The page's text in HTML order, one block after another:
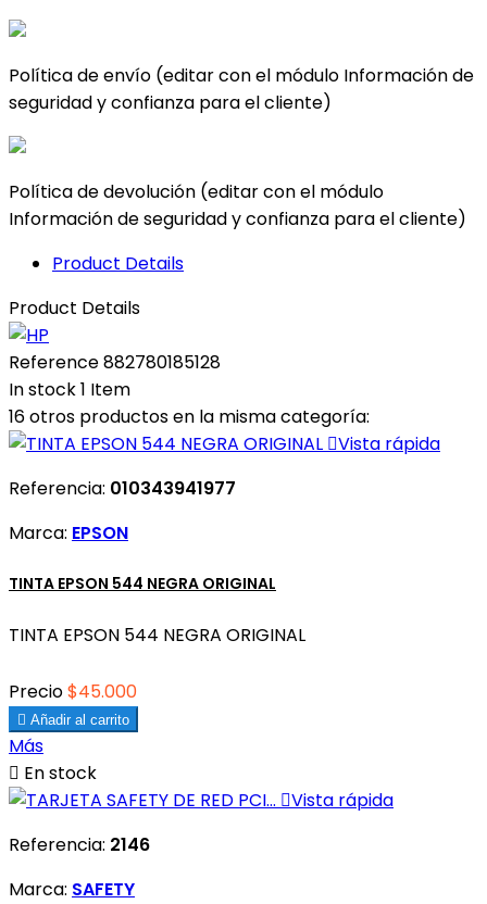
Política de envío (editar con el módulo Información de
seguridad y confianza para el cliente)
Política de devolución (editar con el módulo
Información de seguridad y confianza para el cliente)
Product Details
Product Details
Reference882780185128
In stock1 Item
16 otros productos en la misma categoría:
Vista rápida
Referencia: 010343941977
Marca: EPSON
TINTA EPSON 544 NEGRA ORIGINAL
TINTA EPSON 544 NEGRA ORIGINAL
Precio$45.000
 Añadir al carrito
Más
 En stock
Vista rápida
Referencia: 2146
Marca: SAFETY